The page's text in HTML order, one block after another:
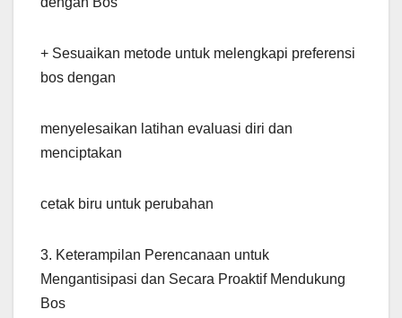
+ Sesuaikan metode untuk melengkapi preferensi
bos dengan
menyelesaikan latihan evaluasi diri dan
menciptakan
cetak biru untuk perubahan
3. Keterampilan Perencanaan untuk
Mengantisipasi dan Secara Proaktif Mendukung
Bos